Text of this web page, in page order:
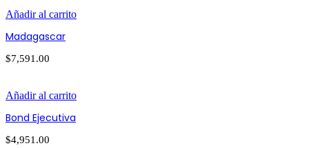
Añadir al carrito
Madagascar
$7,591.00
Añadir al carrito
Bond Ejecutiva
$4,951.00